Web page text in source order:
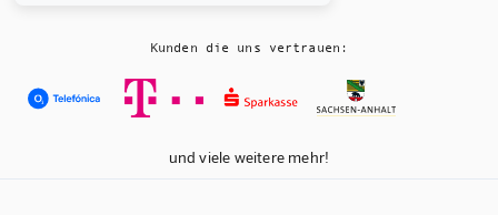
Kunden die uns vertrauen:
und viele weitere mehr!